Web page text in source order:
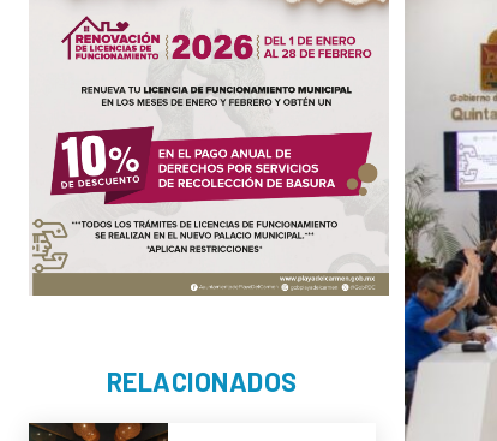
RELACIONADOS